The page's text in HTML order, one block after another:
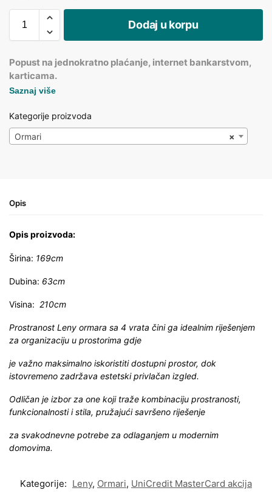
Dodaj u korpu
Popust na jednokratno plaćanje, internet bankarstvom,
karticama.
Saznaj više
Kategorije proizvoda
×
Ormari
Opis
Opis proizvoda:
Širina: 169cm
Dubina: 63cm
Visina: 210cm
Prostranost Leny ormara sa 4 vrata čini ga idealnim riješenjem
za organizaciju u prostorima gdje
je važno maksimalno iskoristiti dostupni prostor, dok
istovremeno zadržava estetski privlačan izgled.
Odličan je izbor za one koji traže kombinaciju prostranosti,
funkcionalnosti i stila, pružajući savršeno riješenje
za svakodnevne potrebe za odlaganjem u modernim
domovima.
Kategorije: Leny, Ormari, UniCredit MasterCard akcija